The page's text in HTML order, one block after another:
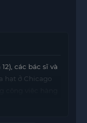
các bác sĩ và
hạt ở Chicago